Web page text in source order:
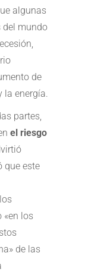
algunas
del mundo
de
la energía.
partes,
el riesgo
que este
«en los
de las